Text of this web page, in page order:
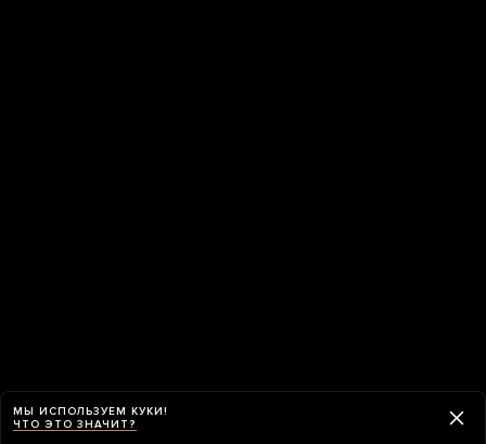
МЫ ИСПОЛЬЗУЕМ КУКИ!
ЧТО ЭТО ЗНАЧИТ?